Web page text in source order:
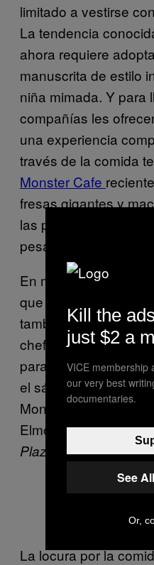
limitado a vestirse
La tendencia
ahora requiere
manuscrita de estilo
niña mimada. Y para
compañías les
una experiencia
través de la comida
Monster Cafe
fresas gigantes y
las paredes y, como
pesadilla, un carrusel
En muchos de estos
que la decoración se
también debe ser
chefs japoneses se
para producir platillos
el sándwich de
Monstruo Come
Elmo Café, en
Plaza Sésamo.
Sándwich de
La locura por la
Kill the
just $2 a
VICE membership
our very best
documentaries.
See
Or,